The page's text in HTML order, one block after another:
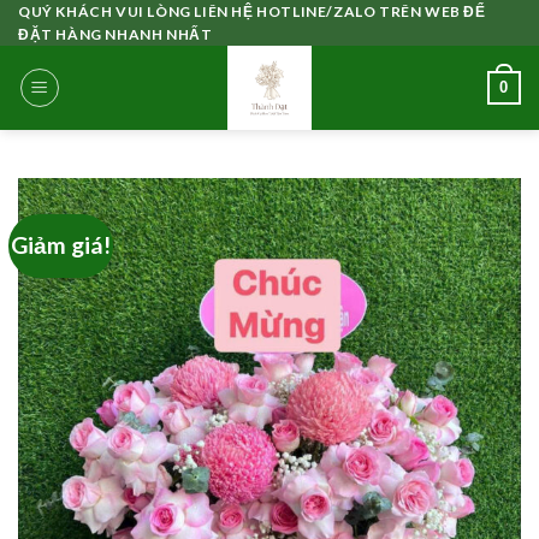
Skip
to
content
QUÝ KHÁCH VUI LÒNG LIÊN HỆ HOTLINE/ZALO TRÊN WEB ĐỂ
ĐẶT HÀNG NHANH NHẤT
0
Giảm giá!